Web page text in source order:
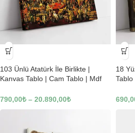
-23%
103 Ünlü Atatürk İle Birlikte |
Kanvas Tablo | Cam Tablo | Mdf
790,00₺ – 20.890,00₺
-23%
18
Tablo